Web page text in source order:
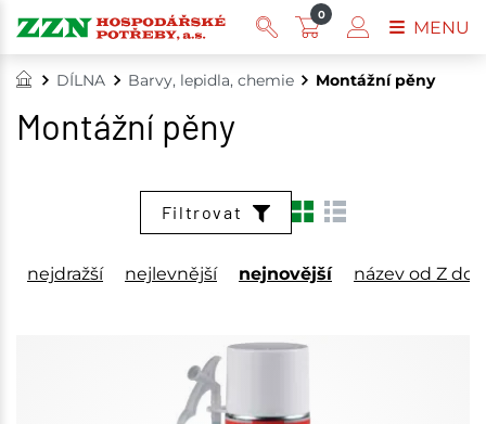
DÍLNA Barvy, lepidla, chemie Montážní pěny
Montážní pěny
Filtrovat
nejdražší nejlevnější nejnovější název od Z do
0
MENU